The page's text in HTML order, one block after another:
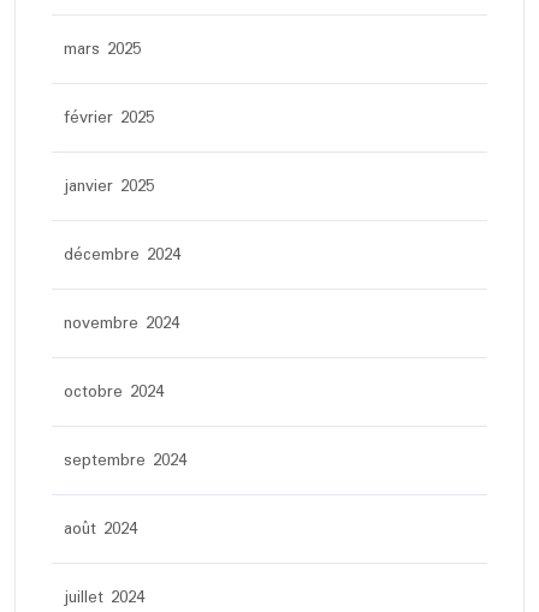
mars 2025
février 2025
janvier 2025
décembre 2024
novembre 2024
octobre 2024
septembre 2024
août 2024
juillet 2024